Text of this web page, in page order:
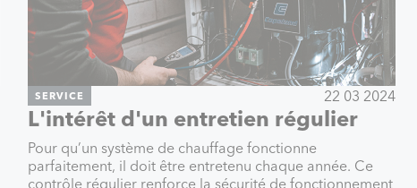
SERVICE 22 03 2024
L'intérêt d'un entretien régulier
Pour qu’un système de chauffage fonctionne
parfaitement, il doit être entretenu chaque année. Ce
contrôle régulier renforce la sécurité de fonctionnement